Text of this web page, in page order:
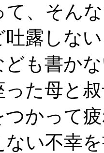
、そん
吐露しな
ども書か
った母と
つかって
ない不幸